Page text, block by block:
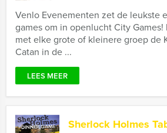
Venlo Evenementen zet de leukste
games om in openlucht City
met elke grote of kleinere groep de
Catan in de ...
LEES MEER
Sherlock Holmes